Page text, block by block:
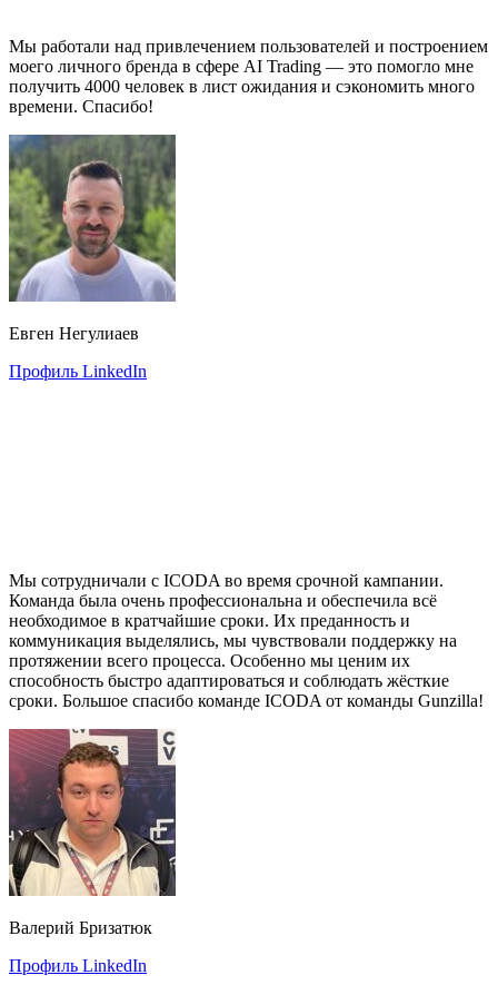
Мы работали над привлечением пользователей и построением
моего личного бренда в сфере AI Trading — это помогло мне
получить 4000 человек в лист ожидания и сэкономить много
времени. Спасибо!
Евген Негулиаев
Профиль LinkedIn
Мы сотрудничали с ICODA во время срочной кампании.
Команда была очень профессиональна и обеспечила всё
необходимое в кратчайшие сроки. Их преданность и
коммуникация выделялись, мы чувствовали поддержку на
протяжении всего процесса. Особенно мы ценим их
способность быстро адаптироваться и соблюдать жёсткие
сроки. Большое спасибо команде ICODA от команды Gunzilla!
Валерий Бризатюк
Профиль LinkedIn